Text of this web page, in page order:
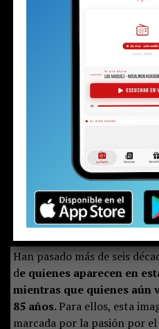
haciéndote socio de La Voz
selección de fútbol de
comuna entre 1965 y
en el antiguo Estadio
y muestra a dirigentes y
orgullo, posan vistiendo la
Han pasado más de seis
de quienes aparecen en
mientras que quienes aún
85 años.Para ellos, esta
marcada por la pasión por